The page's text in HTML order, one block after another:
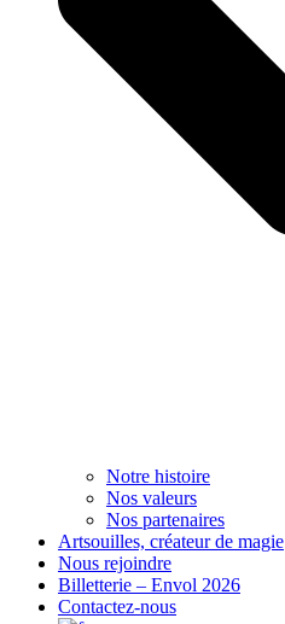
Notre histoire
Nos valeurs
Nos partenaires
Artsouilles, créateur de magie
Nous rejoindre
Billetterie – Envol 2026
Contactez-nous